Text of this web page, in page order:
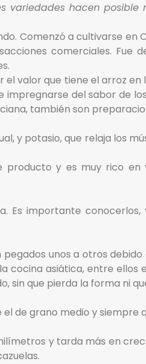
variedades hacen
Comenzó a cultivarse
comerciales. Fue
valor que tiene el arroz
del sabor de
también son
y potasio, que relaja los
y es muy rico en
Es importante
unos a otros
asiática, entre ellos
sin que pierda la forma ni
de grano medio y siempre
y tarda más en